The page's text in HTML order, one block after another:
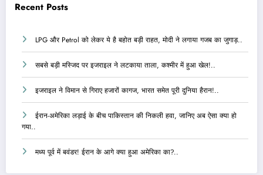
Recent Posts
LPG और Petrol को लेकर ये है बहोत बड़ी राहत, मोदी ने लगाया गजब का जुगाड़..
सबसे बड़ी मस्जिद पर इजराइल ने लटकाया ताला, कश्मीर में हुआ खेल!..
इजराइल ने विमान से गिराए हजारों कागज, भारत समेत पूरी दुनिया हैरान!..
ईरान-अमेरिका लड़ाई के बीच पाकिस्तान की निकली हवा, जानिए अब ऐसा क्या हो
गया..
मध्य पूर्व में बवंडर! ईरान के आगे क्या हुआ अमेरिका का?..